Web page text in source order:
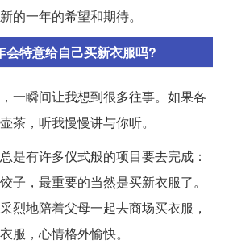
的一年的希望和期待。
会特意给自己买新衣服吗?
一瞬间让我想到很多往事。如果各
茶，听我慢慢讲与你听。
是有许多仪式般的项目要去完成：
子，最重要的当然是买新衣服了。
烈地陪着父母一起去商场买衣服，
服，心情格外愉快。